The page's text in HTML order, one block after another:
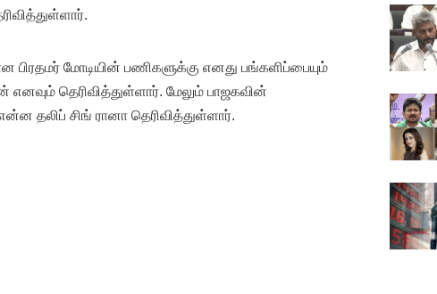
பிரதமர் மோடியின் பணிகளுக்கு எனது பங்களிப்பையும்
தெரிவித்துள்ளார். மேலும் பாஜகவின்
சிங் ரானா தெரிவித்துள்ளார்.